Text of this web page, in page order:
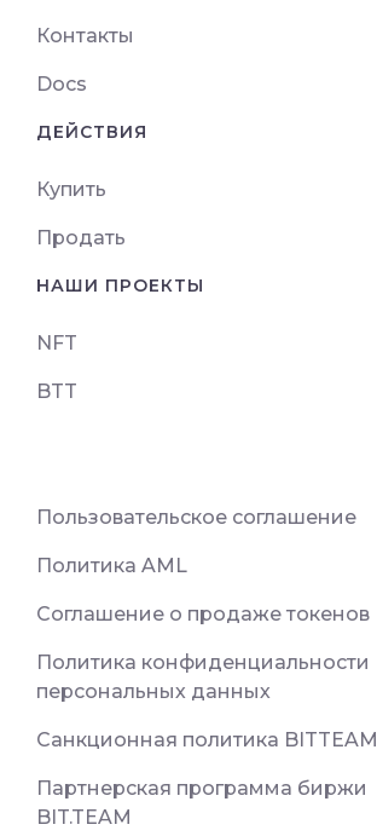
Контакты
Docs
ДЕЙСТВИЯ
Купить
Продать
НАШИ ПРОЕКТЫ
NFT
BTT
Пользовательское соглашение
Политика AML
Соглашение о продаже токенов
Политика конфиденциальности
персональных данных
Санкционная политика BITTEAM
Партнерская программа биржи
BIT.TEAM